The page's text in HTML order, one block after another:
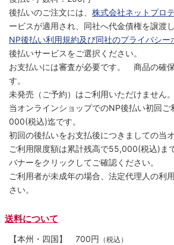
後払いのご注文には、 株式会社ネットプロ
ービスが適用され、同社へ代金債権を譲渡し
NP後払い利用規約及び同社のプライバシー
後払いサービスをご選択ください。
お支払いには審査が必要です。 商品の確
す。
未発売（ご予約）はご利用いただけません。
当オンラインショップでのNP後払い初回ご
000(税込)迄です。
初回の後払いをお支払後につきましての当
ご利用限度額は累計残高で55,000(税込)ま
バナーをクリックしてご確認ください。
ご利用者が未成年の場合、法定代理人の利
さい。
送料について
【本州・四国】 700円 （税込）